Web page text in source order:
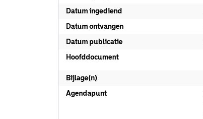
Datum ingediend
Datum ontvangen
Datum publicatie
Hoofddocument
Bijlage(n)
Agendapunt